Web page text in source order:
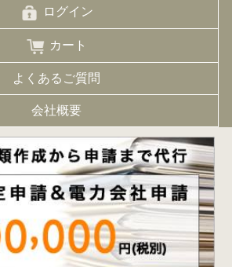
ログイン
カート
よくあるご質問
会社概要